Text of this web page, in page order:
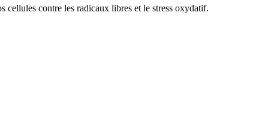
cellules contre les radicaux libres et le stress oxydatif.